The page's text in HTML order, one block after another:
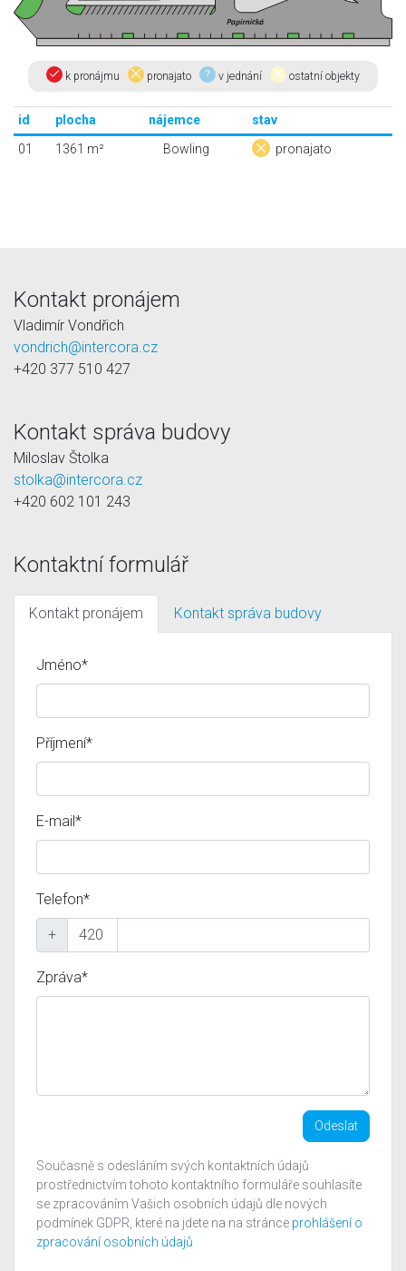
k pronájmu pronajato v jednání ostatní objekty
id plocha nájemce
stav
01
1361 m² Bowling pronajato
Kontakt pronájem
Vladimír Vondřich
vondrich@intercora.cz
+420 377 510 427
Kontakt správa budovy
Miloslav Štolka
stolka@intercora.cz
+420 602 101 243
Kontaktní formulář
Kontakt pronájem Kontakt správa budovy
Jméno*
Příjmení*
E-mail*
Telefon*
+
Zpráva*
Odeslat
Současně s odesláním svých kontaktních údajů
prostřednictvím tohoto kontaktního formuláře souhlasíte
se zpracováním Vašich osobních údajů dle nových
podmínek GDPR, které na jdete na na stránce prohlášení o
zpracování osobních údajů